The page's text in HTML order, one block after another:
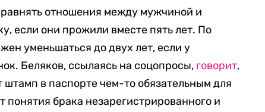
отношения между мужчиной и
если они прожили вместе пять лет. По
уменьшаться до двух лет, если у
Беляков, ссылаясь на соцопросы, говорит,
штамп в паспорте чем-то обязательным для
понятия брака незарегистрированного и